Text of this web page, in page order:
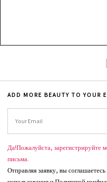
ADD MORE BEAUTY TO YOUR
Да!Пожалуйста, зарегистрируйте
письма.
Отправляя заявку, вы